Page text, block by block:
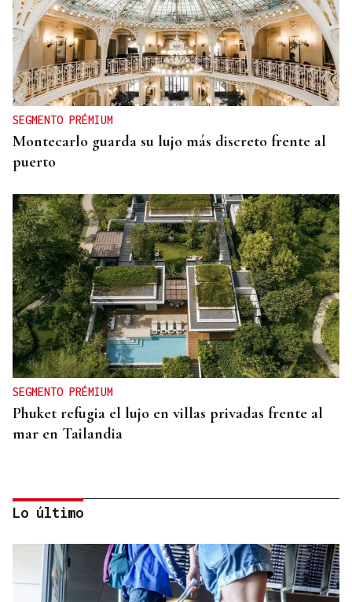
SEGMENTO PRÉMIUM
Montecarlo guarda su lujo más discreto frente al
puerto
SEGMENTO PRÉMIUM
Phuket refugia el lujo en villas privadas frente al
mar en Tailandia
Lo último